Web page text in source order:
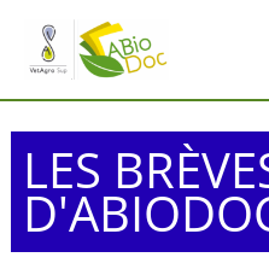
contenu
LES